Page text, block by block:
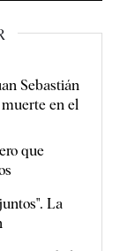
Sebastián
en el
que
La